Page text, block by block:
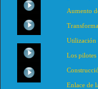
Aumento
Utilización
Los pilotes
Enlace de